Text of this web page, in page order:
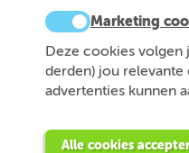
Marketing
Deze cookies volgen
derden) jou
advertenties kunnen
Alle cookies